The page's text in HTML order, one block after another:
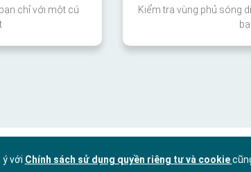
chỉ với một cú
Kiểm tra vùng phủ sóng
với Chính sách sử dụng quyền riêng tư và cookie